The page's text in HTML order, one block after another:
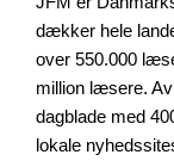
dækker hele
over 550.000
million læsere.
dagblade med
lokale